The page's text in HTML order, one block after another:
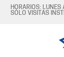
HORARIOS:
SÓLO VISITAS